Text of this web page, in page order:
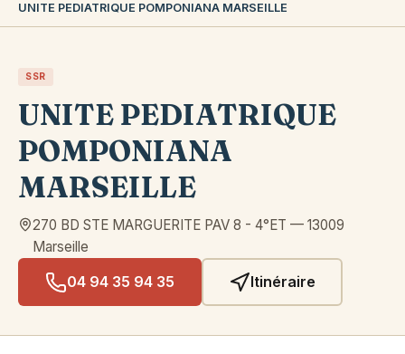
UNITE PEDIATRIQUE POMPONIANA MARSEILLE
SSR
UNITE PEDIATRIQUE
POMPONIANA
MARSEILLE
270 BD STE MARGUERITE PAV 8 - 4°ET — 13009
Marseille
04 94 35 94 35 Itinéraire